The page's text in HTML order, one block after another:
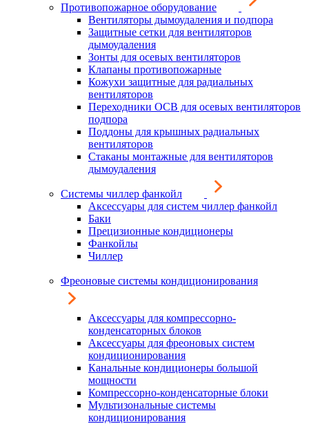
Противопожарное оборудование
Вентиляторы дымоудаления и подпора
Защитные сетки для вентиляторов
дымоудаления
Зонты для осевых вентиляторов
Клапаны противопожарные
Кожухи защитные для радиальных
вентиляторов
Переходники ОСВ для осевых вентиляторов
подпора
Поддоны для крышных радиальных
вентиляторов
Стаканы монтажные для вентиляторов
дымоудаления
Системы чиллер фанкойл
Аксессуары для систем чиллер фанкойл
Баки
Прецизионные кондиционеры
Фанкойлы
Чиллер
Фреоновые системы кондиционирования
Аксессуары для компрессорно-
конденсаторных блоков
Аксессуары для фреоновых систем
кондиционирования
Канальные кондиционеры большой
мощности
Компрессорно-конденсаторные блоки
Мультизональные системы
кондиционирования